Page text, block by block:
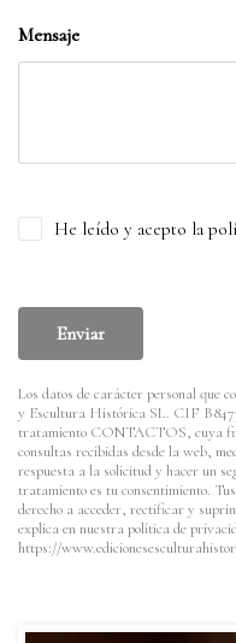
Mensaje
He leído y acepto la
Enviar
Los datos de carácter personal que
y Escultura Histórica SL. CIF
tratamiento CONTACTOS, cuya
consultas recibidas desde la web,
respuesta a la solicitud y hacer un
tratamiento es tu consentimiento.
derecho a acceder, rectificar y
explica en nuestra política de
https://